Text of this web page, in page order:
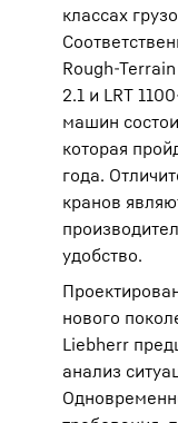
классах
Rough-
2.1 и LRT
машин
которая
года.
кранов
удобство.
нового
Liebherr
анализ